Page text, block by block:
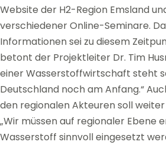
Website der H2-Region Emsland
verschiedener Online-Seminare.
Informationen sei zu diesem
betont der Projektleiter Dr. Tim
einer Wasserstoffwirtschaft steht
Deutschland noch am Anfang.“
den regionalen Akteuren soll
„Wir müssen auf regionaler Ebene
Wasserstoff sinnvoll eingesetzt